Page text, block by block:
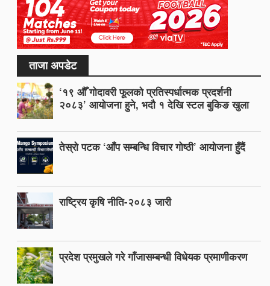
ताजा अपडेट
‘१९ औँ गोदावरी फूलको प्रतिस्पर्धात्मक प्रदर्शनी
२०८३’ आयोजना हुने, भदौ १ देखि स्टल बुकिङ खुला
तेस्रो पटक ‘आँप सम्बन्धि विचार गोष्ठी’ आयोजना हुँदैं
राष्ट्रिय कृषि नीति-२०८३ जारी
प्रदेश प्रमुखले गरे गाँजासम्बन्धी विधेयक प्रमाणीकरण